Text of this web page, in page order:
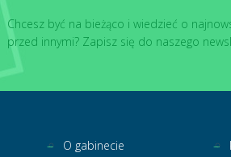
Chcesz być na bieżąco i wiedzieć o
przed innymi? Zapisz się do naszego
O gabinecie